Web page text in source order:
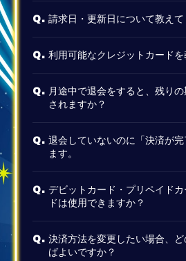
Q. 請求日・更新日について教えて
Q. 利用可能なクレジットカードを
Q. 月途中で退会をすると、残り
されますか？
Q. 退会していないのに「決済が
ます。
Q. デビットカード・プリペイド
ドは使用できますか？
Q. 決済方法を変更したい場合、
ばよいですか？